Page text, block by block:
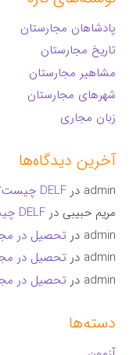
پادشاهان مجارستان
تاریخ مجارستان
مشاهیر مجارستان
شهرهای مجارستان
زبان مجاری
آخرین دیدگاه‌ها
admin درDELF چیست؟
مریم حبیبی درDELF چیست؟
admin در تحصیل در
admin در تحصیل در
admin در تحصیل در
دسته‌ها